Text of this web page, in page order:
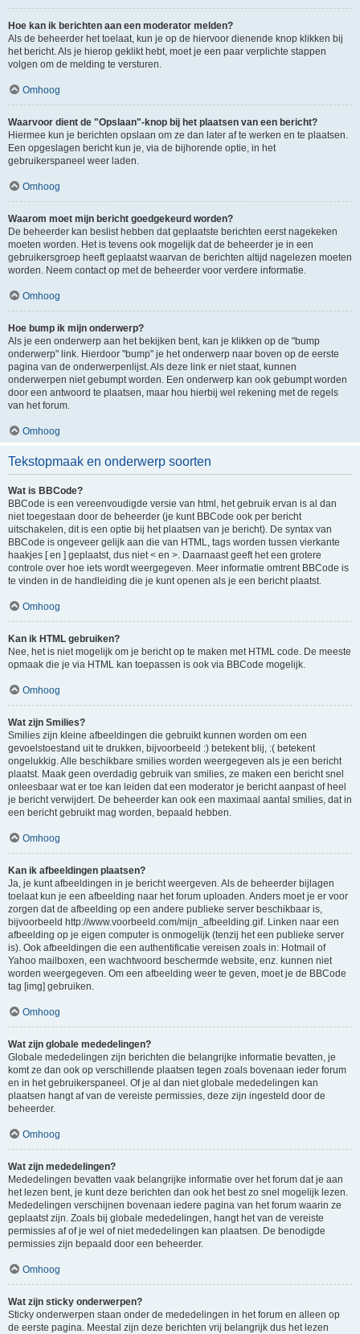
Hoe kan ik berichten aan een moderator melden?
Als de beheerder het toelaat, kun je op de hiervoor dienende knop klikken bij
het bericht. Als je hierop geklikt hebt, moet je een paar verplichte stappen
volgen om de melding te versturen.
Omhoog
Waarvoor dient de "Opslaan"-knop bij het plaatsen van een bericht?
Hiermee kun je berichten opslaan om ze dan later af te werken en te plaatsen.
Een opgeslagen bericht kun je, via de bijhorende optie, in het
gebruikerspaneel weer laden.
Omhoog
Waarom moet mijn bericht goedgekeurd worden?
De beheerder kan beslist hebben dat geplaatste berichten eerst nagekeken
moeten worden. Het is tevens ook mogelijk dat de beheerder je in een
gebruikersgroep heeft geplaatst waarvan de berichten altijd nagelezen moeten
worden. Neem contact op met de beheerder voor verdere informatie.
Omhoog
Hoe bump ik mijn onderwerp?
Als je een onderwerp aan het bekijken bent, kan je klikken op de "bump
onderwerp" link. Hierdoor "bump" je het onderwerp naar boven op de eerste
pagina van de onderwerpenlijst. Als deze link er niet staat, kunnen
onderwerpen niet gebumpt worden. Een onderwerp kan ook gebumpt worden
door een antwoord te plaatsen, maar hou hierbij wel rekening met de regels
van het forum.
Omhoog
Tekstopmaak en onderwerp soorten
Wat is BBCode?
BBCode is een vereenvoudigde versie van html, het gebruik ervan is al dan
niet toegestaan door de beheerder (je kunt BBCode ook per bericht
uitschakelen, dit is een optie bij het plaatsen van je bericht). De syntax van
BBCode is ongeveer gelijk aan die van HTML, tags worden tussen vierkante
haakjes [ en ] geplaatst, dus niet < en >. Daarnaast geeft het een grotere
controle over hoe iets wordt weergegeven. Meer informatie omtrent BBCode is
te vinden in de handleiding die je kunt openen als je een bericht plaatst.
Omhoog
Kan ik HTML gebruiken?
Nee, het is niet mogelijk om je bericht op te maken met HTML code. De meeste
opmaak die je via HTML kan toepassen is ook via BBCode mogelijk.
Omhoog
Wat zijn Smilies?
Smilies zijn kleine afbeeldingen die gebruikt kunnen worden om een
gevoelstoestand uit te drukken, bijvoorbeeld :) betekent blij, :( betekent
ongelukkig. Alle beschikbare smilies worden weergegeven als je een bericht
plaatst. Maak geen overdadig gebruik van smilies, ze maken een bericht snel
onleesbaar wat er toe kan leiden dat een moderator je bericht aanpast of heel
je bericht verwijdert. De beheerder kan ook een maximaal aantal smilies, dat in
een bericht gebruikt mag worden, bepaald hebben.
Omhoog
Kan ik afbeeldingen plaatsen?
Ja, je kunt afbeeldingen in je bericht weergeven. Als de beheerder bijlagen
toelaat kun je een afbeelding naar het forum uploaden. Anders moet je er voor
zorgen dat de afbeelding op een andere publieke server beschikbaar is,
bijvoorbeeld http://www.voorbeeld.com/mijn_afbeelding.gif. Linken naar een
afbeelding op je eigen computer is onmogelijk (tenzij het een publieke server
is). Ook afbeeldingen die een authentificatie vereisen zoals in: Hotmail of
Yahoo mailboxen, een wachtwoord beschermde website, enz. kunnen niet
worden weergegeven. Om een afbeelding weer te geven, moet je de BBCode
tag [img] gebruiken.
Omhoog
Wat zijn globale mededelingen?
Globale mededelingen zijn berichten die belangrijke informatie bevatten, je
komt ze dan ook op verschillende plaatsen tegen zoals bovenaan ieder forum
en in het gebruikerspaneel. Of je al dan niet globale mededelingen kan
plaatsen hangt af van de vereiste permissies, deze zijn ingesteld door de
beheerder.
Omhoog
Wat zijn mededelingen?
Mededelingen bevatten vaak belangrijke informatie over het forum dat je aan
het lezen bent, je kunt deze berichten dan ook het best zo snel mogelijk lezen.
Mededelingen verschijnen bovenaan iedere pagina van het forum waarin ze
geplaatst zijn. Zoals bij globale mededelingen, hangt het van de vereiste
permissies af of je wel of niet mededelingen kan plaatsen. De benodigde
permissies zijn bepaald door een beheerder.
Omhoog
Wat zijn sticky onderwerpen?
Sticky onderwerpen staan onder de mededelingen in het forum en alleen op
de eerste pagina. Meestal zijn deze berichten vrij belangrijk dus het lezen